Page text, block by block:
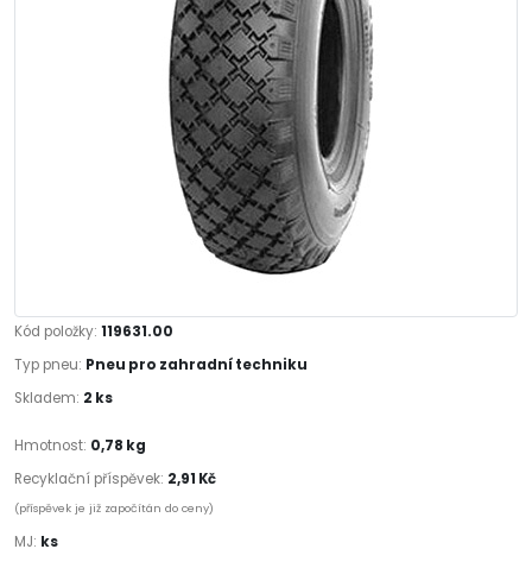
Kód položky: 119631.00
Typ pneu: Pneu pro zahradní techniku
Skladem: 2 ks
Hmotnost: 0,78 kg
Recyklační příspěvek: 2,91 Kč
(příspěvek je již započítán do ceny)
MJ: ks